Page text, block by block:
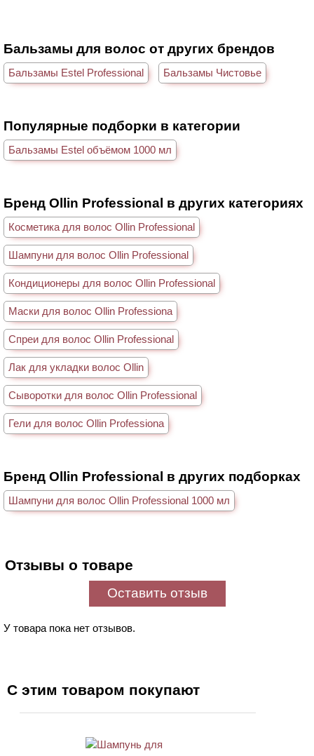
Бальзамы для волос от других брендов
Бальзамы Estel Professional Бальзамы Чистовье
Популярные подборки в категории
Бальзамы Estel объёмом 1000 мл
Бренд Ollin Professional в других категориях
Косметика для волос Ollin Professional
Шампуни для волос Ollin Professional
Кондиционеры для волос Ollin Professional
Маски для волос Ollin Professiona
Спреи для волос Ollin Professional
Лак для укладки волос Ollin
Сыворотки для волос Ollin Professional
Гели для волос Ollin Professiona
Бренд Ollin Professional в других подборках
Шампуни для волос Ollin Professional 1000 мл
Отзывы о товаре
Оставить отзыв
У товара пока нет отзывов.
С этим товаром покупают